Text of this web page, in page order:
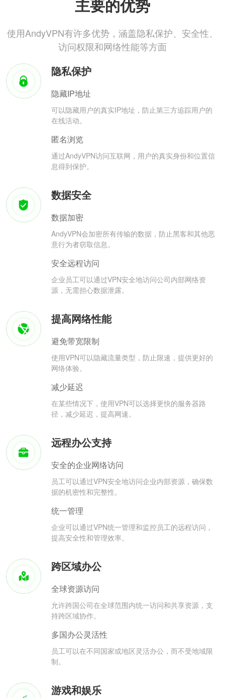
主要的优势
使用AndyVPN有许多优势，涵盖隐私保护、安全性、
访问权限和网络性能等方面
隐私保护
隐藏IP地址
可以隐藏用户的真实IP地址，防止第三方追踪用户的
在线活动。
匿名浏览
通过AndyVPN访问互联网，用户的真实身份和位置信
息得到保护。
数据安全
数据加密
AndyVPN会加密所有传输的数据，防止黑客和其他恶
意行为者窃取信息。
安全远程访问
企业员工可以通过VPN安全地访问公司内部网络资
源，无需担心数据泄露。
提高网络性能
避免带宽限制
使用VPN可以隐藏流量类型，防止限速，提供更好的
网络体验。
减少延迟
在某些情况下，使用VPN可以选择更快的服务器路
径，减少延迟，提高网速。
远程办公支持
安全的企业网络访问
员工可以通过VPN安全地访问企业内部资源，确保数
据的机密性和完整性。
统一管理
企业可以通过VPN统一管理和监控员工的远程访问，
提高安全性和管理效率。
跨区域办公
全球资源访问
允许跨国公司在全球范围内统一访问和共享资源，支
持跨区域协作。
多国办公灵活性
员工可以在不同国家或地区灵活办公，而不受地域限
制。
游戏和娱乐